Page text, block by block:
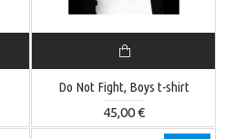
Do Not Fight, Boys t-shirt
45,00 €